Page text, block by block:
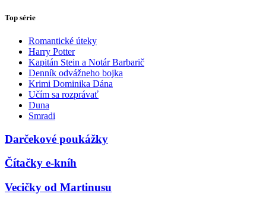
Top série
Romantické úteky
Harry Potter
Kapitán Stein a Notár Barbarič
Denník odvážneho bojka
Krimi Dominika Dána
Učím sa rozprávať
Duna
Smradi
Darčekové poukážky
Čítačky e-kníh
Vecičky od Martinusu